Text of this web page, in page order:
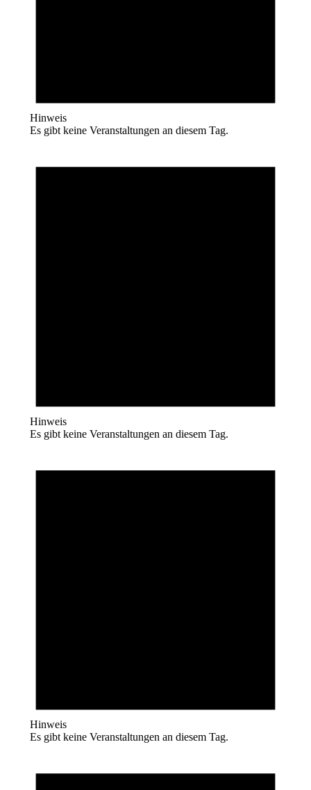
Hinweis
Es gibt keine Veranstaltungen an diesem Tag.
Hinweis
Es gibt keine Veranstaltungen an diesem Tag.
Hinweis
Es gibt keine Veranstaltungen an diesem Tag.